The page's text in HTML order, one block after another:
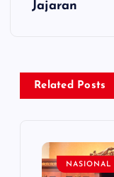
v
Jajaran
Related Posts
NASIONAL